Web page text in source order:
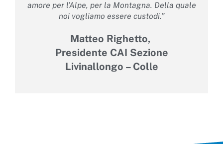
amore per l’Alpe, per la Montagna. Della quale
noi vogliamo essere custodi.”​
Matteo Righetto,
Presidente CAI Sezione
Livinallongo – Colle